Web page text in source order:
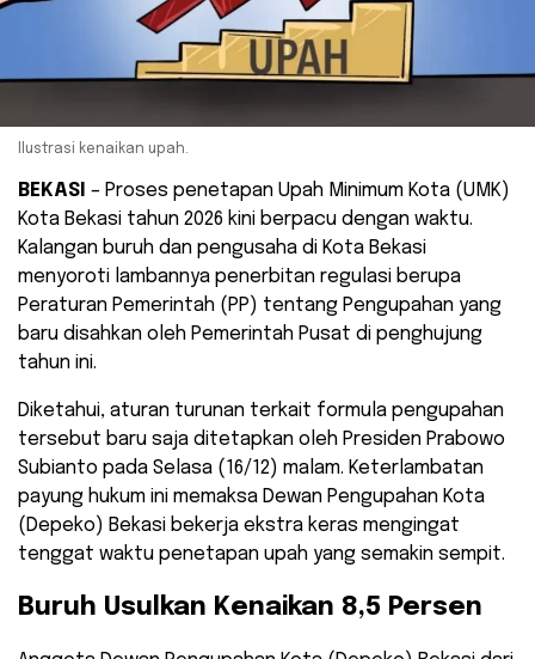
Ilustrasi kenaikan upah.
BEKASI – Proses penetapan Upah Minimum Kota (UMK)
Kota Bekasi tahun 2026 kini berpacu dengan waktu.
Kalangan buruh dan pengusaha di Kota Bekasi
menyoroti lambannya penerbitan regulasi berupa
Peraturan Pemerintah (PP) tentang Pengupahan yang
baru disahkan oleh Pemerintah Pusat di penghujung
tahun ini.
​Diketahui, aturan turunan terkait formula pengupahan
tersebut baru saja ditetapkan oleh Presiden Prabowo
Subianto pada Selasa (16/12) malam. Keterlambatan
payung hukum ini memaksa Dewan Pengupahan Kota
(Depeko) Bekasi bekerja ekstra keras mengingat
tenggat waktu penetapan upah yang semakin sempit.
​Buruh Usulkan Kenaikan 8,5 Persen